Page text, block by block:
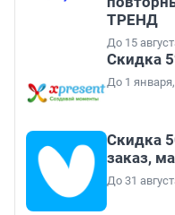
ТРЕНД
До 15
Скидка
До 1
Скидка
заказ,
До 31